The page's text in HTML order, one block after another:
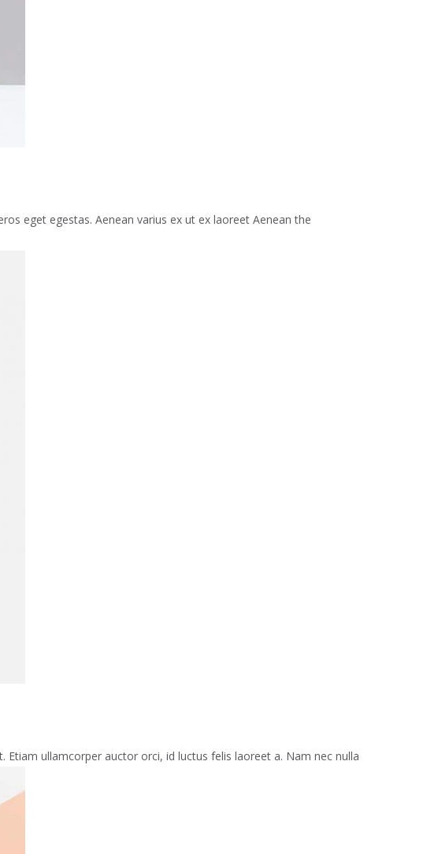
eget egestas. Aenean varius ex ut ex laoreet Aenean the
ullamcorper auctor orci, id luctus felis laoreet a. Nam nec nulla